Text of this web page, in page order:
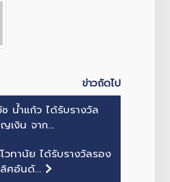
ข่าวถัดไป
ช น้ำแก้ว ได้รับรางวัล
เงิน จาก...
วทานัย ได้รับรางวัลรอง
ลิศอันดั...